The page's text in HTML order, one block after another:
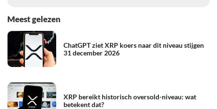
Meest gelezen
ChatGPT ziet XRP koers naar dit niveau stijgen
31 december 2026
XRP bereikt historisch oversold-niveau: wat
betekent dat?